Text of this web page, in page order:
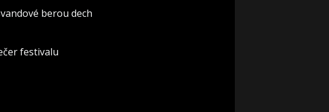
berou dech
festivalu